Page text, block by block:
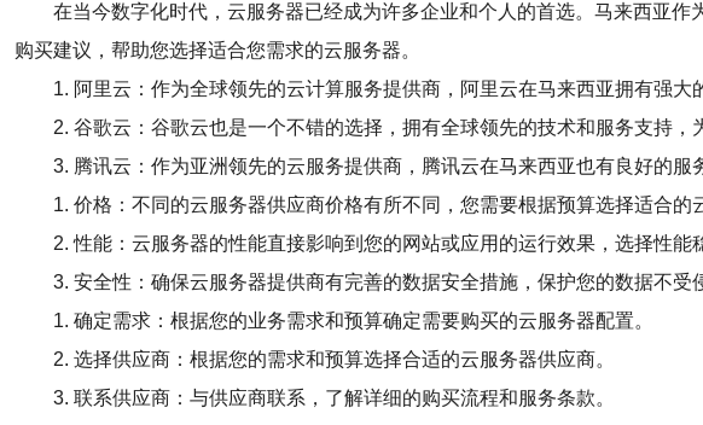
在当今数字化时代，云服务器已经成为许多企业和个人的首选。马来西亚
购买建议，帮助您选择适合您需求的云服务器。
1. 阿里云：作为全球领先的云计算服务提供商，阿里云在马来西亚拥有强大
2. 谷歌云：谷歌云也是一个不错的选择，拥有全球领先的技术和服务支持，
3. 腾讯云：作为亚洲领先的云服务提供商，腾讯云在马来西亚也有良好的服
1. 价格：不同的云服务器供应商价格有所不同，您需要根据预算选择适合的
2. 性能：云服务器的性能直接影响到您的网站或应用的运行效果，选择性能
3. 安全性：确保云服务器提供商有完善的数据安全措施，保护您的数据不受
1. 确定需求：根据您的业务需求和预算确定需要购买的云服务器配置。
2. 选择供应商：根据您的需求和预算选择合适的云服务器供应商。
3. 联系供应商：与供应商联系，了解详细的购买流程和服务条款。